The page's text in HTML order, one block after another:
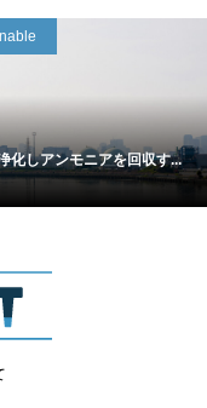
化しアンモニアを回収す...